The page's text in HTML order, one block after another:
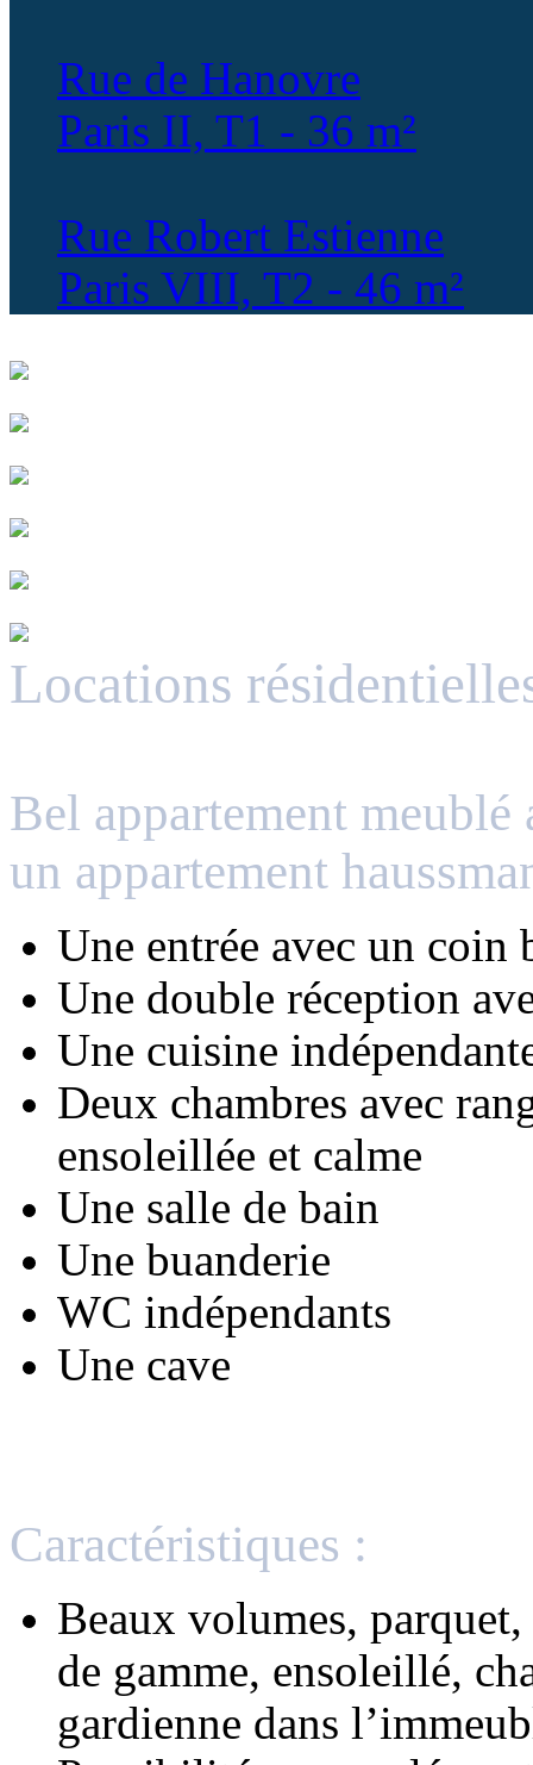
Rue de Hanovre
Paris II, T1 - 36 m²
Rue Robert Estienne
Paris VIII, T2 - 46 m²
Locations
Bel appartement meublé
un appartement
Une entrée avec un coin
Une double réception
Une cuisine
Deux chambres avec
ensoleillée et calme
Une salle de bain
Une buanderie
WC indépendants
Une cave
Caractéristiques :
Beaux volumes,
de gamme, ensoleillé,
gardienne dans